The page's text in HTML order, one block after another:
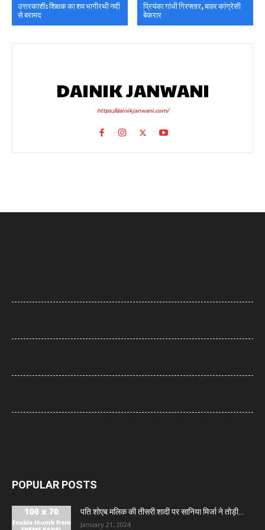
उत्तरकाशी: शिक्षक का शव भागीरथी नदी
से बरामद
प्रियंका गांधी गिरफ्तार, बाहर कांग्रेसी
बेकरार
DAINIK JANWANI
https://dainikjanwani.com/
POPULAR POSTS
पति शोएब मलिक की तीसरी शादी पर सानिया मिर्जा ने तोड़ी...
January 21, 2024